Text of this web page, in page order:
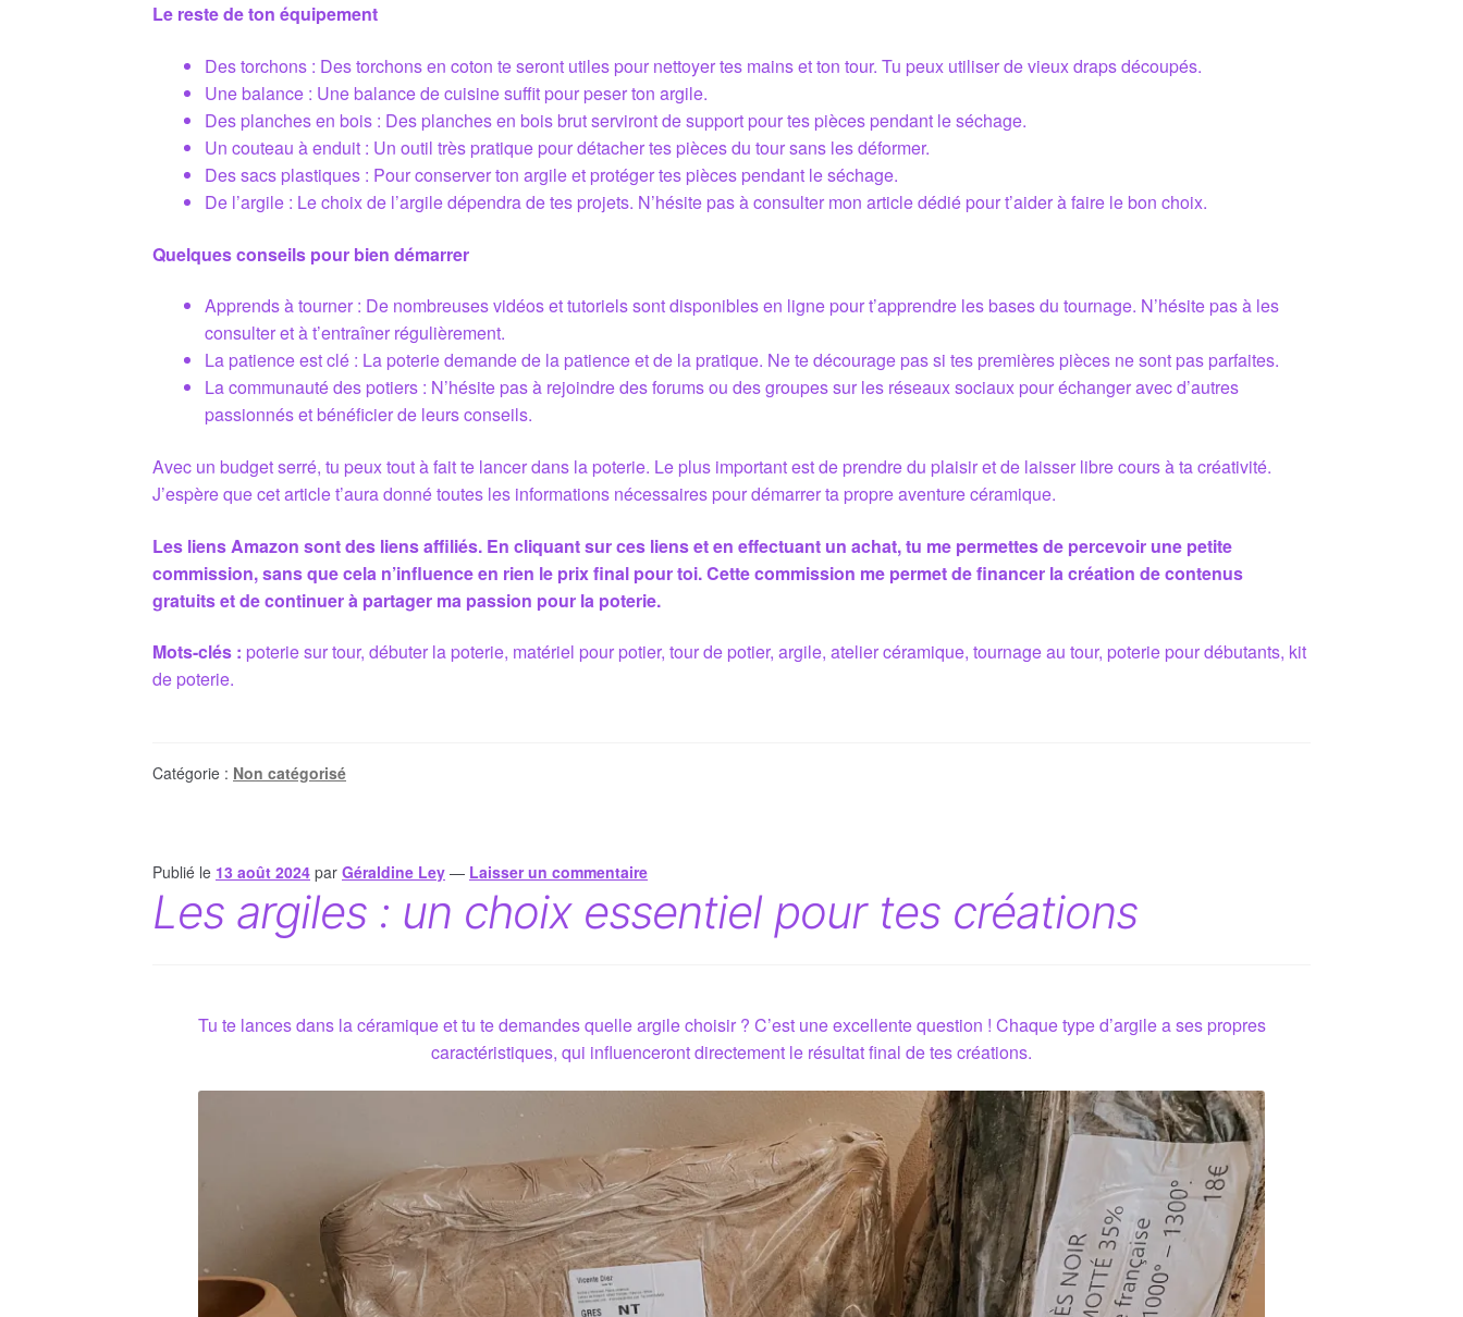
Le reste de ton équipement
Des torchons : Des torchons en coton te seront utiles pour nettoyer tes mains et ton tour. Tu peux utiliser de vieux draps découpés.
Une balance : Une balance de cuisine suffit pour peser ton argile.
Des planches en bois : Des planches en bois brut serviront de support pour tes pièces pendant le séchage.
Un couteau à enduit : Un outil très pratique pour détacher tes pièces du tour sans les déformer.
Des sacs plastiques : Pour conserver ton argile et protéger tes pièces pendant le séchage.
De l’argile : Le choix de l’argile dépendra de tes projets. N’hésite pas à consulter mon article dédié pour t’aider à faire le bon choix.
Quelques conseils pour bien démarrer
Apprends à tourner : De nombreuses vidéos et tutoriels sont disponibles en ligne pour t’apprendre les bases du tournage. N’hésite pas à les
consulter et à t’entraîner régulièrement.
La patience est clé : La poterie demande de la patience et de la pratique. Ne te décourage pas si tes premières pièces ne sont pas parfaites.
La communauté des potiers : N’hésite pas à rejoindre des forums ou des groupes sur les réseaux sociaux pour échanger avec d’autres
passionnés et bénéficier de leurs conseils.
Avec un budget serré, tu peux tout à fait te lancer dans la poterie. Le plus important est de prendre du plaisir et de laisser libre cours à ta créativité.
J’espère que cet article t’aura donné toutes les informations nécessaires pour démarrer ta propre aventure céramique.
Les liens Amazon sont des liens affiliés. En cliquant sur ces liens et en effectuant un achat, tu me permettes de percevoir une petite
commission, sans que cela n’influence en rien le prix final pour toi. Cette commission me permet de financer la création de contenus
gratuits et de continuer à partager ma passion pour la poterie.
Mots-clés : poterie sur tour, débuter la poterie, matériel pour potier, tour de potier, argile, atelier céramique, tournage au tour, poterie pour débutants, kit
de poterie.
Catégorie : Non catégorisé
Publié le 13 août 2024 parGéraldine Ley — Laisser un commentaire
Les argiles : un choix essentiel pour tes créations
Tu te lances dans la céramique et tu te demandes quelle argile choisir ? C’est une excellente question ! Chaque type d’argile a ses propres
caractéristiques, qui influenceront directement le résultat final de tes créations.